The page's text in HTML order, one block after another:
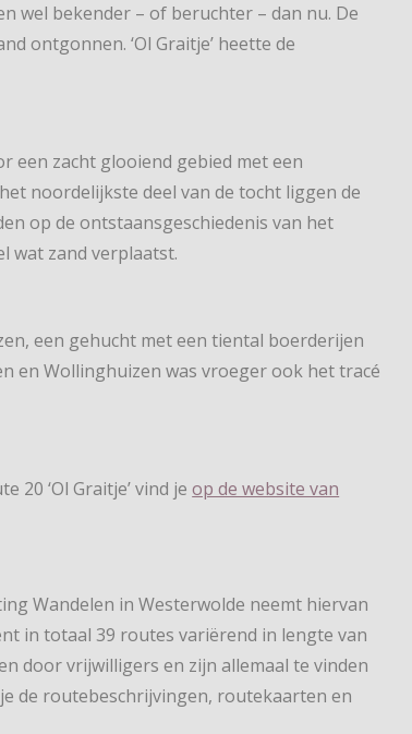
wel bekender – of beruchter – dan nu. De
ontgonnen. ‘Ol Graitje’ heette de
een zacht glooiend gebied met een
noordelijkste deel van de tocht liggen de
op de ontstaansgeschiedenis van het
wat zand verplaatst.
een gehucht met een tiental boerderijen
en Wollinghuizen was vroeger ook het tracé
20 ‘Ol Graitje’ vind jeop de website van
Wandelen in Westerwolde neemt hiervan
in totaal 39 routes variërend in lengte van
door vrijwilligers en zijn allemaal te vinden
de routebeschrijvingen, routekaarten en